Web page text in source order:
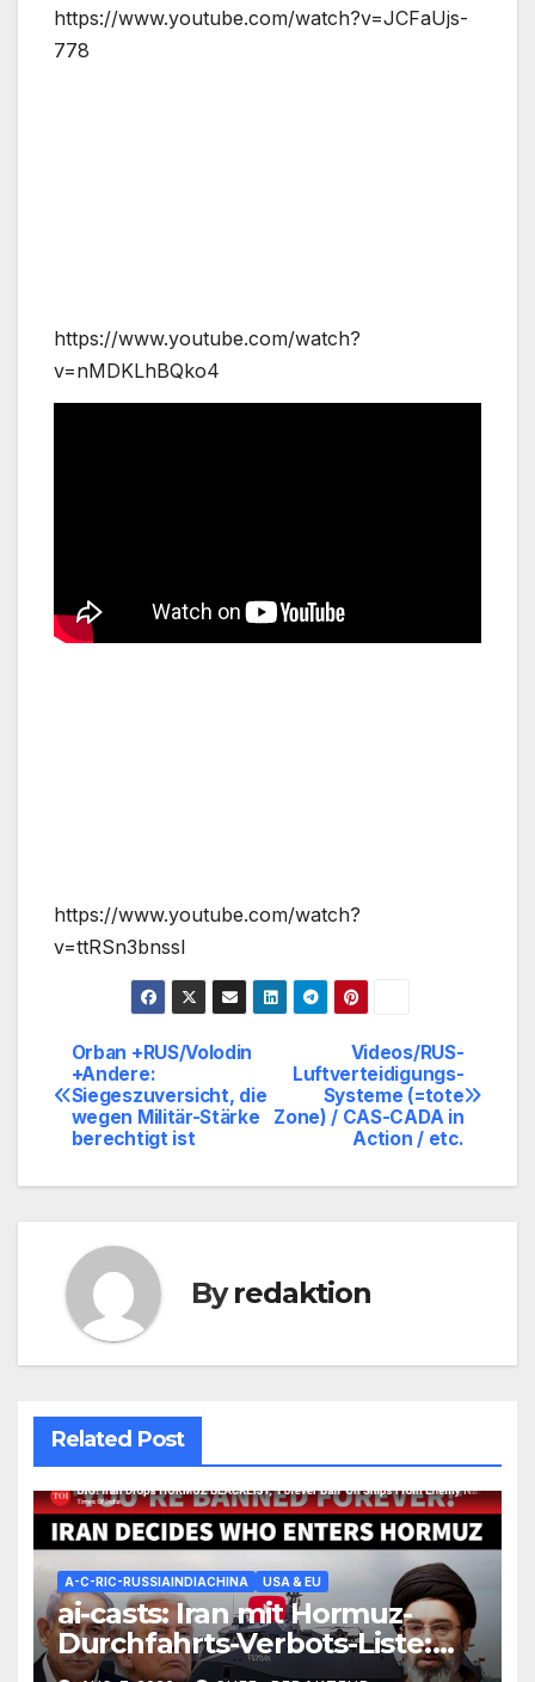
https://www.youtube.com/watch?v=JCFaUjs-
778
https://www.youtube.com/watch?
v=nMDKLhBQko4
https://www.youtube.com/watch?
v=ttRSn3bnssI
BeitragsnavigationVideos/RUS-
Luftverteidigungs-
Systeme (=tote
Zone) / CAS-CADA in
Action / etc.
Orban +RUS/Volodin
+Andere:
Siegeszuversicht, die
wegen Militär-Stärke
berechtigt ist
Byredaktion
Related Post
A-C-RIC-RUSSIAINDIACHINA USA & EU
ai-casts: Iran mit Hormuz-
Durchfahrts-Verbots-Liste:
US+ISR+27 EU-Staaten +mehr